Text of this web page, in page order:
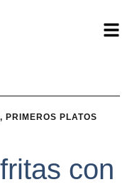
, PRIMEROS PLATOS
con